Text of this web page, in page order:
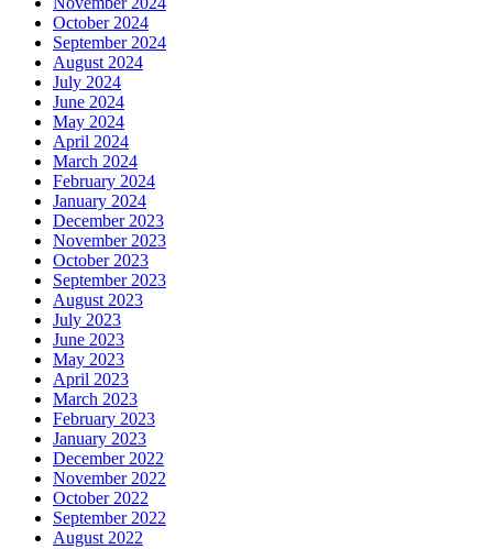
October 2024
September 2024
August 2024
July 2024
June 2024
May 2024
April 2024
March 2024
February 2024
January 2024
December 2023
November 2023
October 2023
September 2023
August 2023
July 2023
June 2023
May 2023
April 2023
March 2023
February 2023
January 2023
December 2022
November 2022
October 2022
September 2022
August 2022